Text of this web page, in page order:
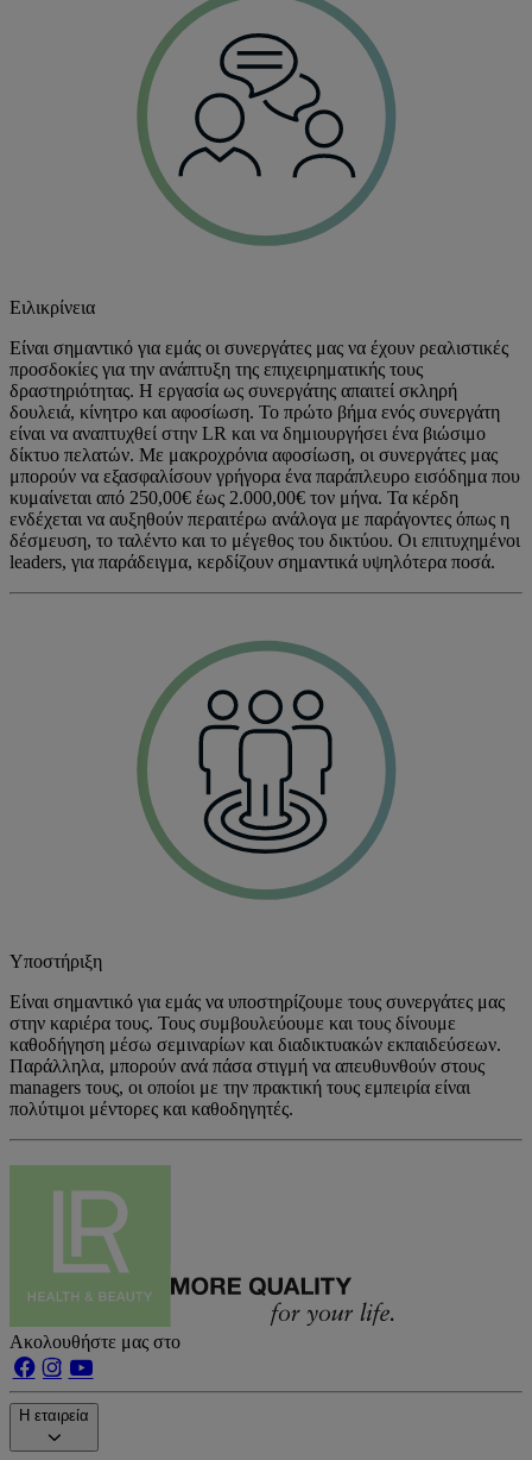
Ειλικρίνεια
Είναι σημαντικό για εμάς οι συνεργάτες μας να έχουν ρεαλιστικές
προσδοκίες για την ανάπτυξη της επιχειρηματικής τους
δραστηριότητας. Η εργασία ως συνεργάτης απαιτεί σκληρή
δουλειά, κίνητρο και αφοσίωση. Το πρώτο βήμα ενός συνεργάτη
είναι να αναπτυχθεί στην LR και να δημιουργήσει ένα βιώσιμο
δίκτυο πελατών. Με μακροχρόνια αφοσίωση, οι συνεργάτες μας
μπορούν να εξασφαλίσουν γρήγορα ένα παράπλευρο εισόδημα που
κυμαίνεται από 250,00€ έως 2.000,00€ τον μήνα. Τα κέρδη
ενδέχεται να αυξηθούν περαιτέρω ανάλογα με παράγοντες όπως η
δέσμευση, το ταλέντο και το μέγεθος του δικτύου. Οι επιτυχημένοι
leaders, για παράδειγμα, κερδίζουν σημαντικά υψηλότερα ποσά.
Υποστήριξη
Είναι σημαντικό για εμάς να υποστηρίζουμε τους συνεργάτες μας
στην καριέρα τους. Τους συμβουλεύουμε και τους δίνουμε
καθοδήγηση μέσω σεμιναρίων και διαδικτυακών εκπαιδεύσεων.
Παράλληλα, μπορούν ανά πάσα στιγμή να απευθυνθούν στους
managers τους, οι οποίοι με την πρακτική τους εμπειρία είναι
πολύτιμοι μέντορες και καθοδηγητές.
Ακολουθήστε μας στο
Η εταιρεία